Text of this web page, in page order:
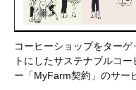
コーヒーショップをターゲ
トにしたサステナブルコー
ー「MyFarm契約」のサー